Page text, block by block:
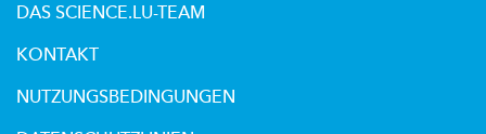
DAS SCIENCE.LU-TEAM
KONTAKT
NUTZUNGSBEDINGUNGEN